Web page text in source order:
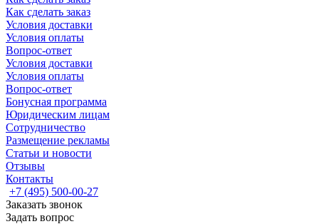
Как сделать заказ
Условия доставки
Условия оплаты
Вопрос-ответ
Условия доставки
Условия оплаты
Вопрос-ответ
Бонусная программа
Юридическим лицам
Сотрудничество
Размещение рекламы
Статьи и новости
Отзывы
Контакты
+7 (495) 500-00-27
Заказать звонок
Задать вопрос